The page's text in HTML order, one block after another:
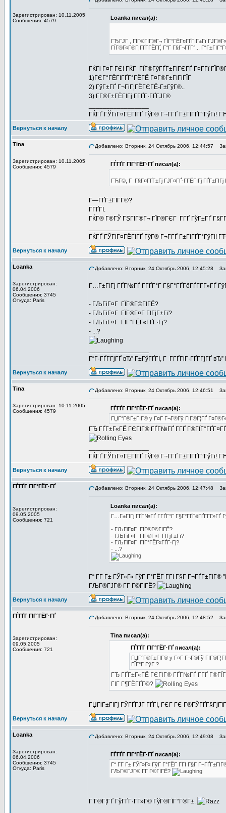
Зарегистрирован: 10.11.2005
Сообщения: 4579
Loanka писал(а):
ГЂГЈГ , ГЇГ®ГІГ®Г¬ ГЇГ°ГЁГ¤ГҐГІГ±Гї
ГЇГ®Г«Г®Г¦ГҐГ­ГЁГҐ, Г°Г Г§Г¬ГҐГ°...
ГЌГі Г¤Г ГЄ! ГЌГ ГЇГ®ГўГҐГ±ГІГЄГҐ Г¤Г­Гї
1)ГЄГ°ГЁГІГҐГ°ГЁГЁ Г¤Г®Г±ГІГіГЇГ
2) ГўГ±ГҐ Г¬ГіГ¦ГЁГЄГЁ-Г±ГўГ®..
3) Г­Г®Г±ГЁГІГј Г­ГҐГ·ГҐГЈГ®
ГЌГҐ ГЎГіГ¤ГЁГІГҐ ГўГ® Г¬Г­ГҐ Г±ГІГҐГ°ГўГі!
Вернуться к началу
Tina
Зарегистрирован: 10.11.2005
Сообщения: 4579
Добавлено: Вторник, 24 Октябрь 2006, 12:44:57
ГЃГҐГ ГІГ°ГЁГ·ГҐ писал(а):
ГЋГ©, Г Г§Г¤ГҐГ±Гј ГЈГ¤ГҐ-Г­ГЁГІГј
Г—ГҐГ±ГІГ­Г®?
Г­ГҐГІ.
ГЌГ® Г®ГЎ ГЅГІГ®Г¬ ГЇГ®ГЄГ Г­ГҐ ГўГ±ГҐ
ГЌГҐ ГЎГіГ¤ГЁГІГҐ ГўГ® Г¬Г­ГҐ Г±ГІГҐГ°ГўГі!
Вернуться к началу
Loanka
Зарегистрирован:
06.04.2006
Сообщения: 3745
Откуда: Paris
Добавлено: Вторник, 24 Октябрь 2006, 12:45:28
Г…Г±ГІГј ГҐГ№ГҐ Г­ГҐГ°Г Г§Г°ГҐГёГҐГ­Г­Г»ГҐ
- ГЉГіГ¤Г ГЇГ®Г©ГІГЁ?
- ГЉГіГ¤Г ГЇГ®Г¤Г ГІГјГ±Гї?
- ГЉГіГ¤Г ГЇГ°ГЁГ«ГҐГ·Гј?
- ...?
Г“Г·ГҐГ­ГјГҐ вЂ” Г±ГўГҐГІ, Г Г­ГҐГіГ·ГҐГ­ГјГҐ
Вернуться к началу
Tina
Зарегистрирован: 10.11.2005
Сообщения: 4579
Добавлено: Вторник, 24 Октябрь 2006, 12:46:51
ГЃГҐГ ГІГ°ГЁГ·ГҐ писал(а):
ГЏГ°Г®Г±ГІГ® y Г¤Г Г¬Г®Гў ГІГ®Г¦ГҐ
ГЂ ГҐГ±Г«ГЁ ГЄГІГ® ГҐГ№ГҐ Г­ГҐ
ГЌГҐ ГЎГіГ¤ГЁГІГҐ ГўГ® Г¬Г­ГҐ Г±ГІГҐГ°ГўГі!
Вернуться к началу
ГЃГҐГ ГІГ°ГЁГ·ГҐ
Зарегистрирован:
09.05.2005
Сообщения: 721
Добавлено: Вторник, 24 Октябрь 2006, 12:47:48
Loanka писал(а):
Г…Г±ГІГј ГҐГ№ГҐ Г­ГҐГ°Г Г§Г°ГҐГёГҐГ­Г­Г»ГҐ
- ГЉГіГ¤Г ГЇГ®Г©ГІГЁ?
- ГЉГіГ¤Г ГЇГ®Г¤Г ГІГјГ±Гї?
- ГЉГіГ¤Г ГЇГ°ГЁГ«ГҐГ·Гј?
- ...?
Г“ Г­Г Г± ГЎГ»Г« ГўГ Г°ГЁГ Г­ГІ Г§Г Г¬ГҐГ±ГІГ®
ГЉГ®ГЈГ® Г­Г Г©ГІГЁ?
Вернуться к началу
ГЃГҐГ ГІГ°ГЁГ·ГҐ
Зарегистрирован:
09.05.2005
Сообщения: 721
Добавлено: Вторник, 24 Октябрь 2006, 12:48:52
Tina писал(а):
ГЃГҐГ ГІГ°ГЁГ·ГҐ писал(а):
ГЏГ°Г®Г±ГІГ® y Г¤Г Г¬Г®Гў
ГЇГ°Г ГўГ ?
ГЂ ГҐГ±Г«ГЁ ГЄГІГ® ГҐГ№ГҐ Г­ГҐ
ГІГ Г¶ГЁГҐГ©?
ГЏГіГ±ГІГј ГЎГҐГЈГ ГҐГІ, ГЄГ ГЄ
Вернуться к началу
Loanka
Зарегистрирован:
06.04.2006
Сообщения: 3745
Откуда: Paris
Добавлено: Вторник, 24 Октябрь 2006, 12:49:08
ГЃГҐГ ГІГ°ГЁГ·ГҐ писал(а):
Г“ Г­Г Г± ГЎГ»Г« ГўГ Г°ГЁГ Г­ГІ Г§Г
ГЉГ®ГЈГ® Г­Г Г©ГІГЁ?
Г’Г®Г¦ГҐ ГўГҐГ·Г­Г»Г© ГўГ®ГЇГ°Г®Г±.